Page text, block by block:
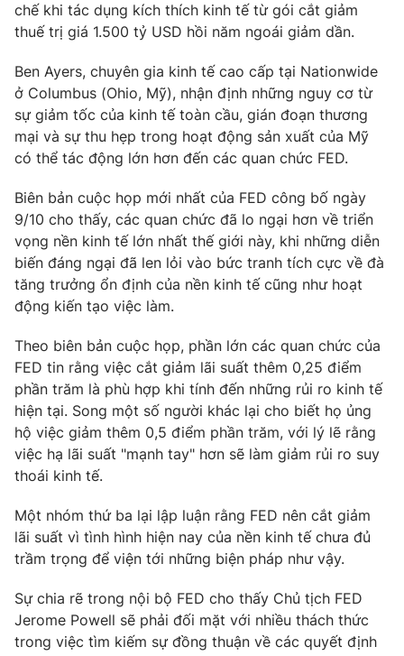
VTV Sức khoẻ Bất động sản
Thị trường 24h Tấm lòng Việt
VTV4 Vươn mình bằng AI
VTV9 VTV8
Liên hệ tòa soạn English
THỜI BÁO VTV
Theo dõi báo trên
Cơ quan chủ quản:
Giấy phép hoạt động báo in và báo điện tử số 483/GP-BTTTT
cấp ngày 29/12/2023
Tổng Biên tập:
Vũ Thanh Thủy
Phó Tổng Biên tập: Nguyễn Thị Mỹ Hạnh, Phạm Quốc Thắng,
Nguyễn Trọng Ninh
Tổng đài VTV:024.38 355 931 - 024.38 355 932
chế khi tác dụng kích thích kinh tế từ gói cắt giảm
thuế trị giá 1.500 tỷ USD hồi năm ngoái giảm dần.
Ben Ayers, chuyên gia kinh tế cao cấp tại Nationwide
ở Columbus (Ohio, Mỹ), nhận định những nguy cơ từ
sự giảm tốc của kinh tế toàn cầu, gián đoạn thương
mại và sự thu hẹp trong hoạt động sản xuất của Mỹ
có thể tác động lớn hơn đến các quan chức FED.
Biên bản cuộc họp mới nhất của FED công bố ngày
9/10 cho thấy, các quan chức đã lo ngại hơn về triển
vọng nền kinh tế lớn nhất thế giới này, khi những diễn
biến đáng ngại đã len lỏi vào bức tranh tích cực về đà
tăng trưởng ổn định của nền kinh tế cũng như hoạt
động kiến tạo việc làm.
Theo biên bản cuộc họp, phần lớn các quan chức của
FED tin rằng việc cắt giảm lãi suất thêm 0,25 điểm
phần trăm là phù hợp khi tính đến những rủi ro kinh tế
hiện tại. Song một số người khác lại cho biết họ ủng
hộ việc giảm thêm 0,5 điểm phần trăm, với lý lẽ rằng
việc hạ lãi suất "mạnh tay" hơn sẽ làm giảm rủi ro suy
thoái kinh tế.
Một nhóm thứ ba lại lập luận rằng FED nên cắt giảm
lãi suất vì tình hình hiện nay của nền kinh tế chưa đủ
trầm trọng để viện tới những biện pháp như vậy.
Sự chia rẽ trong nội bộ FED cho thấy Chủ tịch FED
Jerome Powell sẽ phải đối mặt với nhiều thách thức
trong việc tìm kiếm sự đồng thuận về các quyết định